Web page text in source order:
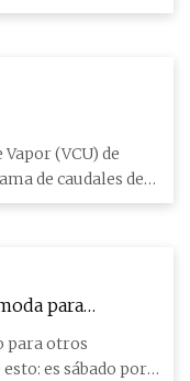
(VCU) de
de caudales de
para
para otros
es sábado por